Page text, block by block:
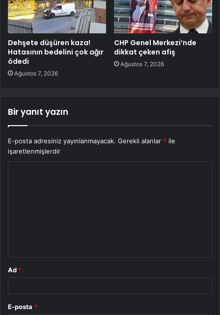
Dehşete düşüren kaza!
Hatasının bedelini çok ağır
ödedi
Ağustos 7, 2026
CHP Genel Merkezi’nde
dikkat çeken afiş
Ağustos 7, 2026
Bir yanıt yazın
E-posta adresiniz yayınlanmayacak. Gerekli alanlar * ile
işaretlenmişlerdir
Ad *
E-posta *